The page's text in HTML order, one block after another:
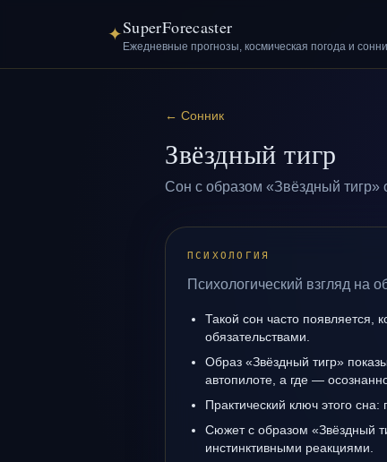
✦SuperForecaster
Ежедневные прогнозы, космическая погода и
← Сонник
Звёздный тигр
Сон с образом «Звёздный
ПСИХОЛОГИЯ
Психологический взгляд на
Такой сон часто появляется,
обязательствами.
Образ «Звёздный тигр»
автопилоте, а где —
Практический ключ этого сна:
Сюжет с образом «Звёздный
инстинктивными реакциями.